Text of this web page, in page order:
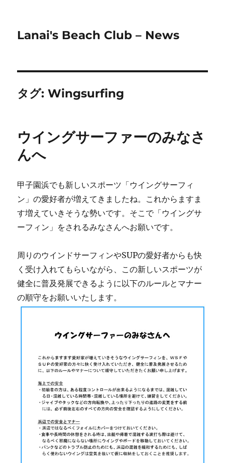
Lanai's Beach Club – News
タグ:Wingsurfing
ウイングサーファーのみなさ
んへ
甲子園浜でも新しいスポーツ「ウイングサーフィ
ン」の愛好者が増えてきましたね。これからますま
す増えていきそうな勢いです。そこで「ウイングサ
ーフィン」をされるみなさんへお願いです。
周りのウインドサーフィンやSUPの愛好者からも快
く受け入れてもらいながら、この新しいスポーツが
健全に普及発展できるように以下のルールとマナー
の順守をお願いいたします。